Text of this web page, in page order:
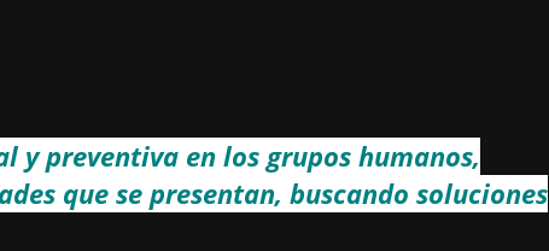
preventiva en los grupos humanos,
que se presentan, buscando soluciones